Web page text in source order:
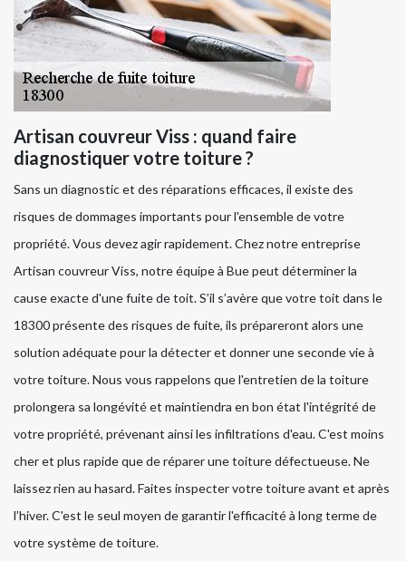
Artisan couvreur Viss : quand faire
diagnostiquer votre toiture ?
Sans un diagnostic et des réparations efficaces, il existe des
risques de dommages importants pour l'ensemble de votre
propriété. Vous devez agir rapidement. Chez notre entreprise
Artisan couvreur Viss, notre équipe à Bue peut déterminer la
cause exacte d'une fuite de toit. S’il s’avère que votre toit dans le
18300 présente des risques de fuite, ils prépareront alors une
solution adéquate pour la détecter et donner une seconde vie à
votre toiture. Nous vous rappelons que l'entretien de la toiture
prolongera sa longévité et maintiendra en bon état l'intégrité de
votre propriété, prévenant ainsi les infiltrations d'eau. C'est moins
cher et plus rapide que de réparer une toiture défectueuse. Ne
laissez rien au hasard. Faites inspecter votre toiture avant et après
l’hiver. C'est le seul moyen de garantir l'efficacité à long terme de
votre système de toiture.